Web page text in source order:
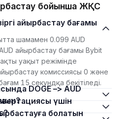
бойынша ЖҚС
шамамен 0.099 AUD
айырбастау бағамы Bybit
уақыт режімінде
комиссиясы 0 және
15 секундқа бекітіледі.